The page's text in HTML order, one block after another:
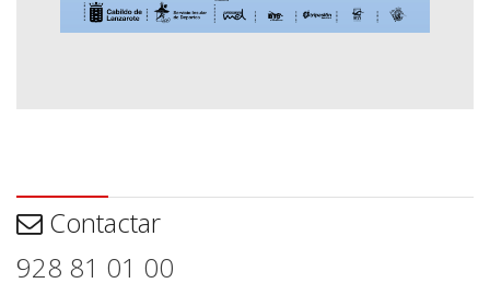
Contactar
928 81 01 00